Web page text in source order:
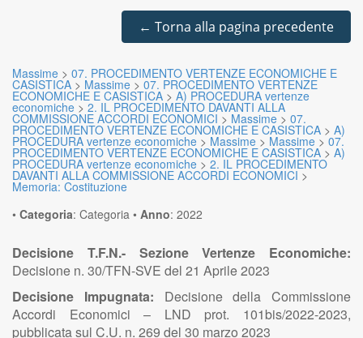
← Torna alla pagina precedente
Massime > 07. PROCEDIMENTO VERTENZE ECONOMICHE E
CASISTICA > Massime > 07. PROCEDIMENTO VERTENZE
ECONOMICHE E CASISTICA > A) PROCEDURA vertenze
economiche > 2. IL PROCEDIMENTO DAVANTI ALLA
COMMISSIONE ACCORDI ECONOMICI > Massime > 07.
PROCEDIMENTO VERTENZE ECONOMICHE E CASISTICA > A)
PROCEDURA vertenze economiche > Massime > Massime > 07.
PROCEDIMENTO VERTENZE ECONOMICHE E CASISTICA > A)
PROCEDURA vertenze economiche > 2. IL PROCEDIMENTO
DAVANTI ALLA COMMISSIONE ACCORDI ECONOMICI >
Memoria: Costituzione
• Categoria: Categoria • Anno: 2022
Decisione T.F.N.- Sezione Vertenze Economiche:
Decisione n. 30/TFN-SVE del 21 Aprile 2023
Decisione Impugnata: Decisione della Commissione
Accordi Economici – LND prot. 101bis/2022-2023,
pubblicata sul C.U. n. 269 del 30 marzo 2023